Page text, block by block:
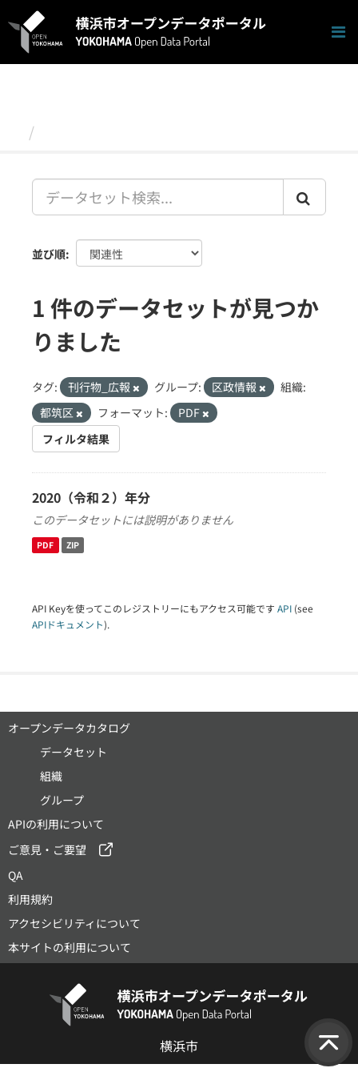
キ
並び順
1 件のデータセットが見つか
りました
タグ: 刊行物_広報 グループ: 区政情報
組織:
都筑区
フォーマット:
PDF
フィルタ結果
2020（令和２）年分
このデータセットには説明がありません
PDF ZIP
API Keyを使ってこのレジストリーにもアクセス可能です API (see
APIドキュメント).
オープンデータカタログ
データセット
組織
グループ
APIの利用について
ご意見・ご要望
QA
利用規約
アクセシビリティについて
本サイトの利用について
横浜市